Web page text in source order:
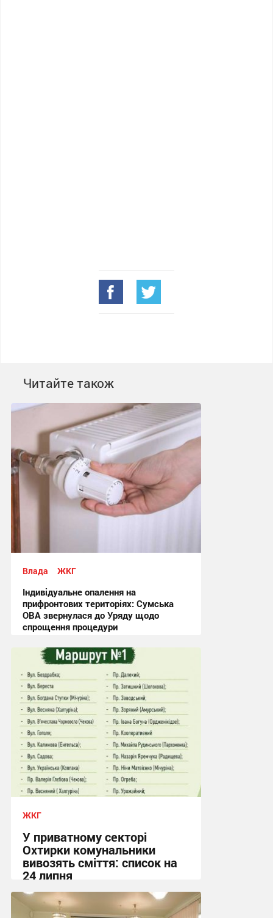
Читайте також
Влада ЖКГ
Індивідуальне опалення на
прифронтових територіях: Сумська
ОВА звернулася до Уряду щодо
спрощення процедури
09:03, 4.08.2026
ЖКГ
У приватному секторі
Охтирки комунальники
вивозять сміття: список на
24 липня
20:58, 23.07.2026